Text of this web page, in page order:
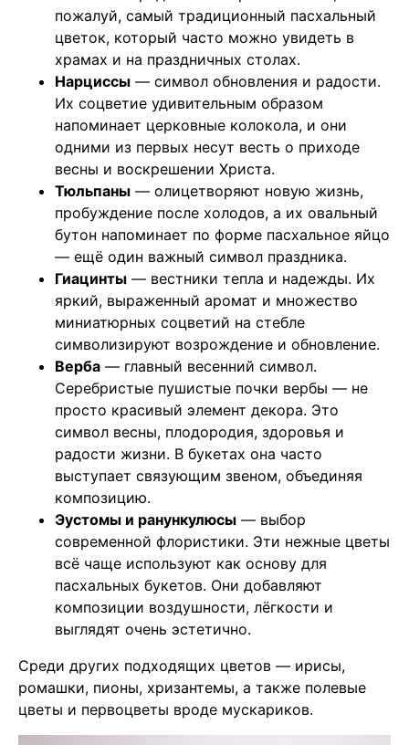
пожалуй, самый традиционный пасхальный
цветок, который часто можно увидеть в
храмах и на праздничных столах.
Нарциссы — символ обновления и радости.
Их соцветие удивительным образом
напоминает церковные колокола, и они
одними из первых несут весть о приходе
весны и воскрешении Христа.
Тюльпаны — олицетворяют новую жизнь,
пробуждение после холодов, а их овальный
бутон напоминает по форме пасхальное яйцо
— ещё один важный символ праздника.
Гиацинты — вестники тепла и надежды. Их
яркий, выраженный аромат и множество
миниатюрных соцветий на стебле
символизируют возрождение и обновление.
Верба — главный весенний символ.
Серебристые пушистые почки вербы — не
просто красивый элемент декора. Это
символ весны, плодородия, здоровья и
радости жизни. В букетах она часто
выступает связующим звеном, объединяя
композицию.
Эустомы и ранункулюсы — выбор
современной флористики. Эти нежные цветы
всё чаще используют как основу для
пасхальных букетов. Они добавляют
композиции воздушности, лёгкости и
выглядят очень эстетично.
Среди других подходящих цветов — ирисы,
ромашки, пионы, хризантемы, а также полевые
цветы и первоцветы вроде мускариков.